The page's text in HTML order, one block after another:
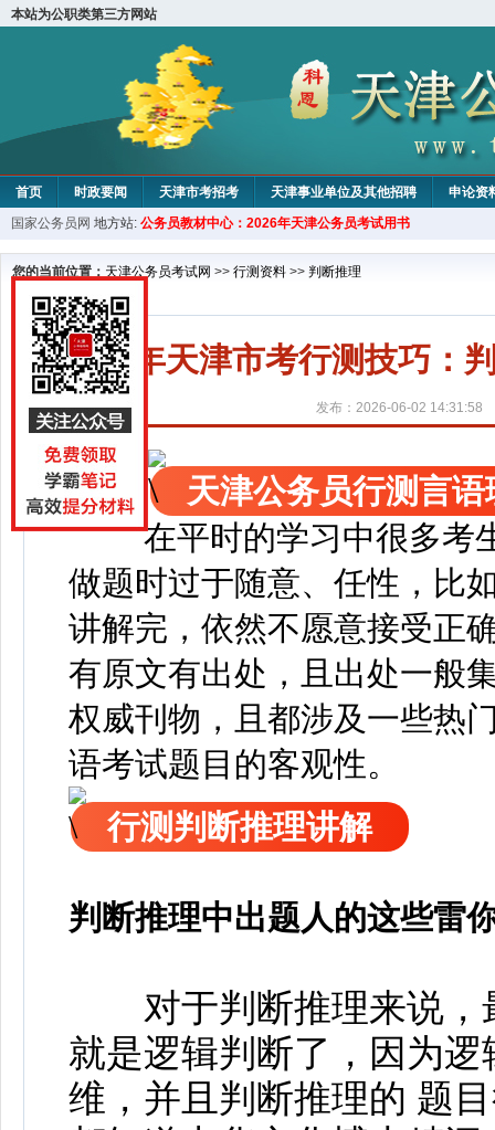
本站为公职类第三方网站
首页 时政要闻 天津市考招考 天津事业单位及其他招聘 申论资
教材中心
国家公务员网 地方站: 公务员教材中心：2026年天津公务员考试用书
您的当前位置： 天津公务员考试网 >> 行测资料 >> 判断推理
2027年天津市考行测技巧：
发布：2026-06-02 14:31:58
天津公务员行测言
在平时的学习中很多考
做题时过于随意、任性，比
讲解完，依然不愿意接受正
有原文有出处，且出处一般
权威刊物，且都涉及一些热
语考试题目的客观性。
行测判断推理讲解
判断推理中出题人的这些雷
对于判断推理来说，
就是逻辑判断了，因为
维，并且判断推理的 题